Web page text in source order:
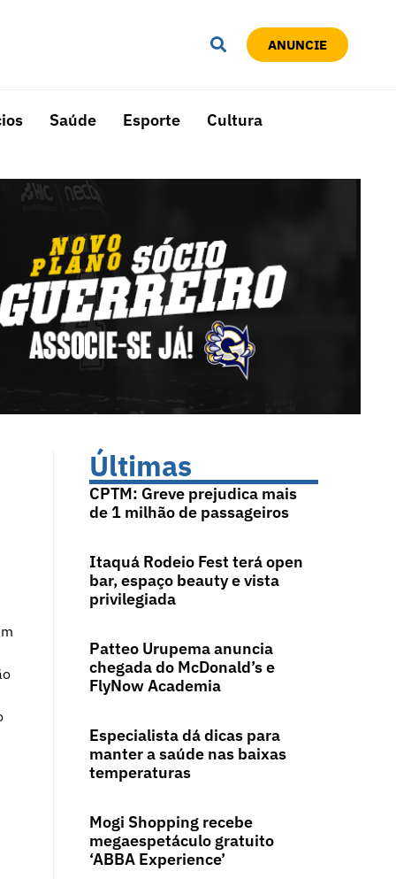
ANUNCIE
Saúde Esporte Cultura
Últimas
CPTM: Greve prejudica mais
de 1 milhão de passageiros
Itaquá Rodeio Fest terá open
bar, espaço beauty e vista
privilegiada
Patteo Urupema anuncia
chegada do McDonald’s e
FlyNow Academia
Especialista dá dicas para
manter a saúde nas baixas
temperaturas
Mogi Shopping recebe
megaespetáculo gratuito
‘ABBA Experience’